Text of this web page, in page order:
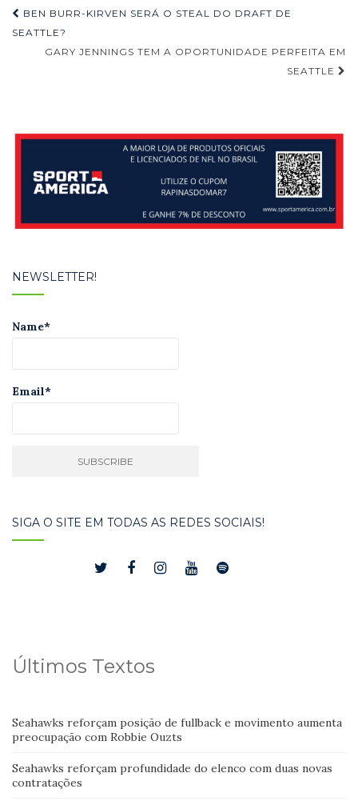
Navegação
de
Post
BEN BURR-KIRVEN SERÁ O STEAL DO DRAFT DE
SEATTLE?
GARY JENNINGS TEM A OPORTUNIDADE PERFEITA EM
SEATTLE
NEWSLETTER!
Name*
Email*
SIGA O SITE EM TODAS AS REDES SOCIAIS!
Últimos Textos
Seahawks reforçam posição de fullback e movimento aumenta
preocupação com Robbie Ouzts
Seahawks reforçam profundidade do elenco com duas novas
contratações